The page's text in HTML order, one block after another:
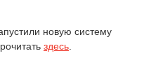
новую систему
здесь